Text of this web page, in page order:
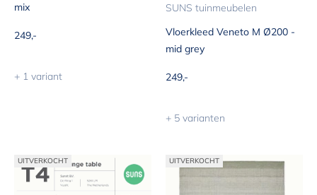
mix
Aanbiedingsprijs
249,-
+ 1 variant
SUNS tuinmeubelen
Vloerkleed Veneto M Ø200 -
mid grey
Aanbiedingsprijs
249,-
+ 5 varianten
UITVERKOCHT UITVERKOCHT